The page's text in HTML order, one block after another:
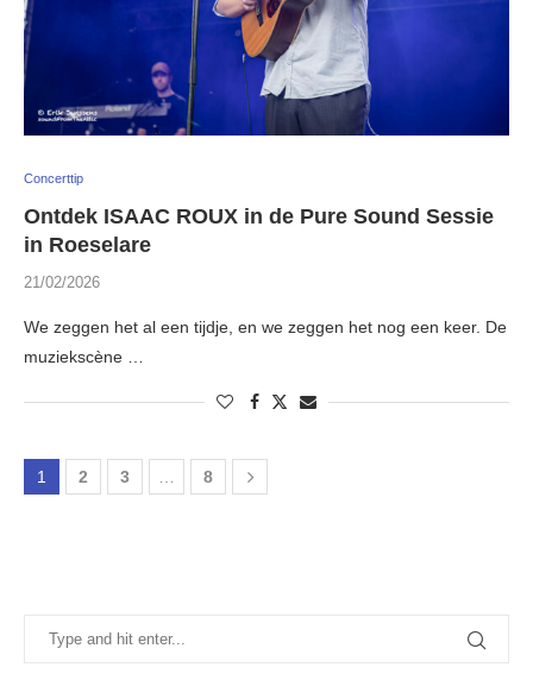
Concerttip
Ontdek ISAAC ROUX in de Pure Sound Sessie
in Roeselare
21/02/2026
We zeggen het al een tijdje, en we zeggen het nog een keer. De
muziekscène …
1 2 3 … 8